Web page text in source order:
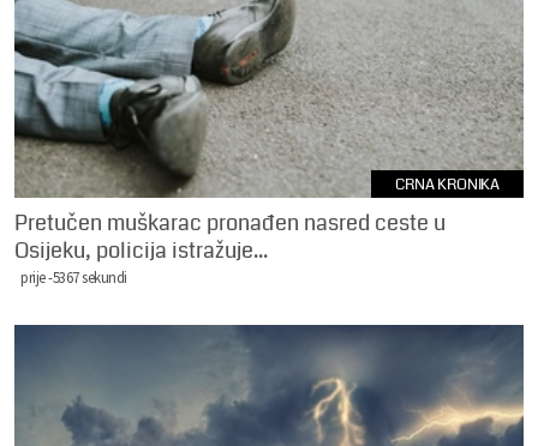
CRNA KRONIKA
Pretučen muškarac pronađen nasred ceste u
Osijeku, policija istražuje...
prije -5367 sekundi